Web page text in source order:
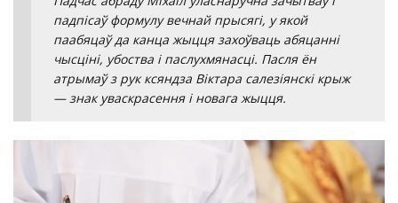
падпісаў формулу вечнай прысягі, у якой
паабяцаў да канца жыцця захоўваць абяцанні
чысціні, убоства і паслухмянасці. Пасля ён
атрымаў з рук ксяндза Віктара салезіянскі крыж
— знак уваскрасення і новага жыцця.